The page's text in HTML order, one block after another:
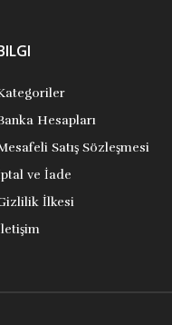
Hesapları
Satış Sözleşmesi
ve İade
İlkesi